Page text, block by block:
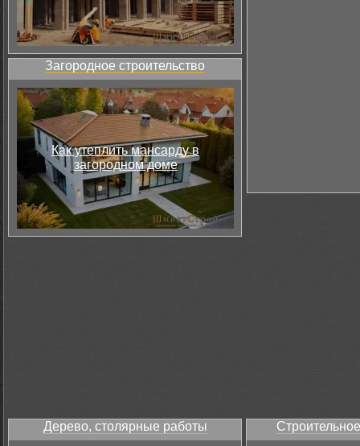
Загородное строительство
Как утеплить мансарду в
загородном доме
Дерево, столярные работы